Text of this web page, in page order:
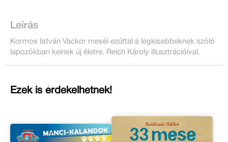
Leírás
Kormos István Vackor meséi ezúttal a legkisebbeknek szóló
lapozókban kelnek új életre. Reich Károly illusztrációival.
Ezek is érdekelhetnek!